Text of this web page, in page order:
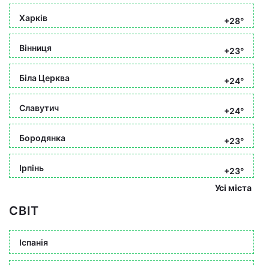
Харків +28°
Вінниця +23°
Біла Церква +24°
Славутич +24°
Бородянка +23°
Ірпінь
+23°
Усі міста
СВІТ
Іспанія